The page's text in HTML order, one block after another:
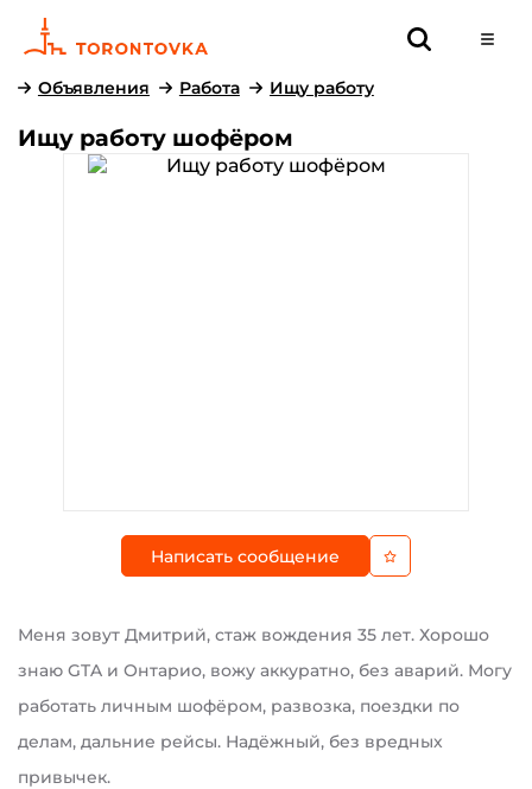
Объявления Работа Ищу работу
Ищу работу шофёром
Написать сообщение
Меня зовут Дмитрий, стаж вождения 35 лет. Хорошо
знаю GTA и Онтарио, вожу аккуратно, без аварий. Могу
работать личным шофёром, развозка, поездки по
делам, дальние рейсы. Надёжный, без вредных
привычек.